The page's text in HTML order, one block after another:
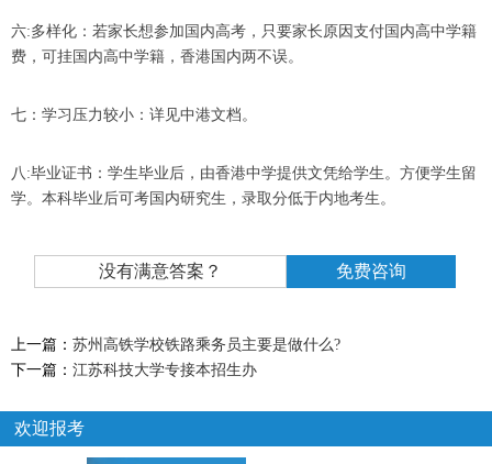
六:多样化：若家长想参加国内高考，只要家长原因支付国内高中学籍
费，可挂国内高中学籍，香港国内两不误。
七：学习压力较小：详见中港文档。
八 :毕业证书：学生毕业后，由香港中学提供文凭给学生。方便学生留
学。本科毕业后可考国内研究生，录取分低于内地考生。
没有满意答案？ 免费咨询
上一篇： 苏州高铁学校铁路乘务员主要是做什么?
下一篇： 江苏科技大学专接本招生办
欢迎报考